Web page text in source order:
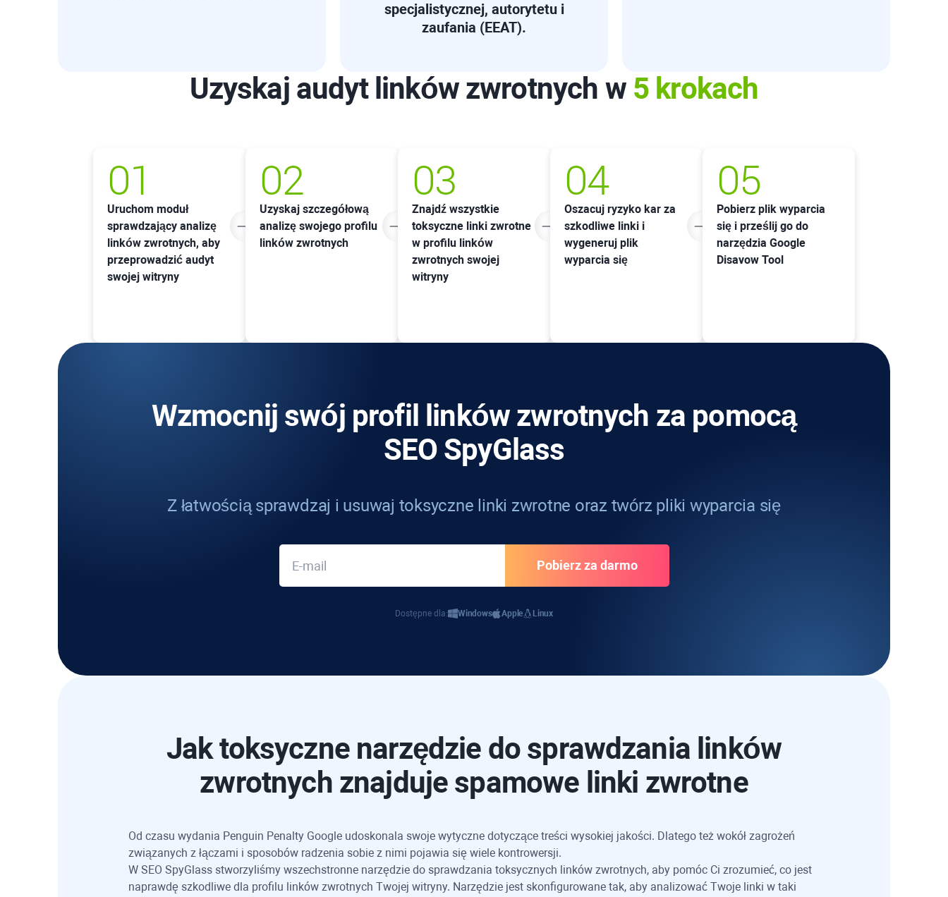
specjalistycznej, autorytetu i
zaufania (EEAT).
Uzyskaj audyt linków zwrotnych w 5 krokach
01
Uruchom moduł
sprawdzający analizę
linków zwrotnych, aby
przeprowadzić audyt
swojej witryny
02
Uzyskaj szczegółową
analizę swojego profilu
linków zwrotnych
03
Znajdź wszystkie
toksyczne linki zwrotne
w profilu linków
zwrotnych swojej
witryny
04
Oszacuj ryzyko kar za
szkodliwe linki i
wygeneruj plik
wyparcia się
05
Pobierz plik wyparcia
się i prześlij go do
narzędzia Google
Disavow Tool
Wzmocnij swój profil linków zwrotnych za pomocą
SEO SpyGlass
Z łatwością sprawdzaj i usuwaj toksyczne linki zwrotne oraz twórz pliki wyparcia się
Dostępne dla: Windows Apple Linux
Jak toksyczne narzędzie do sprawdzania linków
zwrotnych znajduje spamowe linki zwrotne
Od czasu wydania Penguin Penalty Google udoskonala swoje wytyczne dotyczące treści wysokiej jakości. Dlatego też wokół zagrożeń
związanych z łączami i sposobów radzenia sobie z nimi pojawia się wiele kontrowersji.
W SEO SpyGlass stworzyliśmy wszechstronne narzędzie do sprawdzania toksycznych linków zwrotnych, aby pomóc Ci zrozumieć, co jest
naprawdę szkodliwe dla profilu linków zwrotnych Twojej witryny. Narzędzie jest skonfigurowane tak, aby analizować Twoje linki w taki